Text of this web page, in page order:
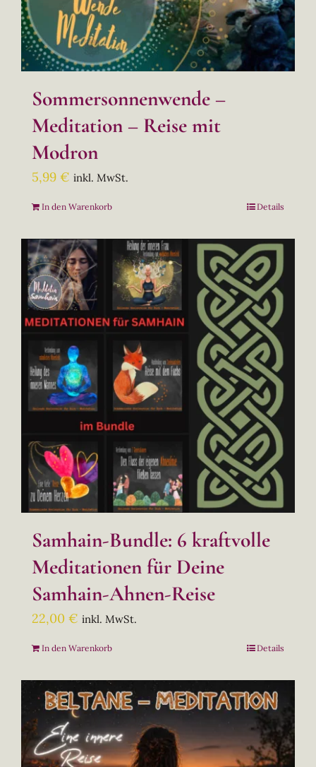
Sommersonnenwende –
Meditation – Reise mit
Modron
5,99 € inkl. MwSt.
In den Warenkorb Details
Samhain-Bundle: 6 kraftvolle
Meditationen für Deine
Samhain-Ahnen-Reise
22,00 € inkl. MwSt.
In den Warenkorb Details